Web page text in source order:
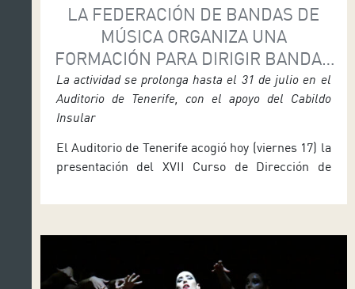
LA FEDERACIÓN DE BANDAS DE
MÚSICA ORGANIZA UNA
FORMACIÓN PARA DIRIGIR BANDAS
Y ORQUESTAS
La actividad se prolonga hasta el 31 de julio en el
Auditorio de Tenerife, con el apoyo del Cabildo
Insular
El Auditorio de Tenerife acogió hoy (viernes 17) la
presentación del XVII Curso de Dirección de
Federación Tinerfeña de Bandas de Música con
taller de composición a cargo del maestro José
[…]